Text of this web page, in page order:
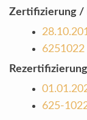
Zertifizierung /
6251022
625-